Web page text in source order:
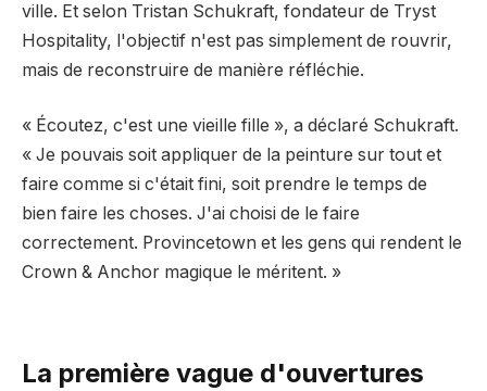
ville. Et selon Tristan Schukraft, fondateur de Tryst
Hospitality, l'objectif n'est pas simplement de rouvrir,
mais de reconstruire de manière réfléchie.
« Écoutez, c'est une vieille fille », a déclaré Schukraft.
« Je pouvais soit appliquer de la peinture sur tout et
faire comme si c'était fini, soit prendre le temps de
bien faire les choses. J'ai choisi de le faire
correctement. Provincetown et les gens qui rendent le
Crown & Anchor magique le méritent. »
La première vague d'ouvertures